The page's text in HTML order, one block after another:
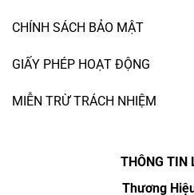
CHÍNH SÁCH BẢO MẬT
GIẤY PHÉP HOẠT ĐỘNG
MIỄN TRỪ TRÁCH NHIỆM
THÔNG TIN
Thương